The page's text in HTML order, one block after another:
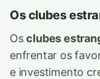
Os clubes
Osclubes
enfrentar os
e investimento